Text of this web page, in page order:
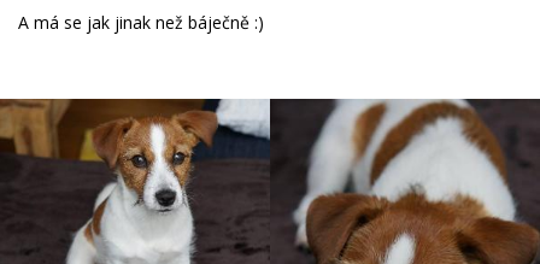
A má se jak jinak než báječně :)